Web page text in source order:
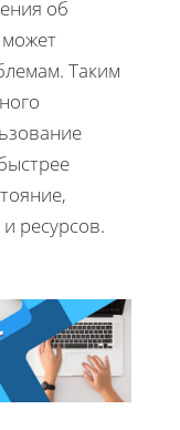
об
может
Таким
ресурсов.